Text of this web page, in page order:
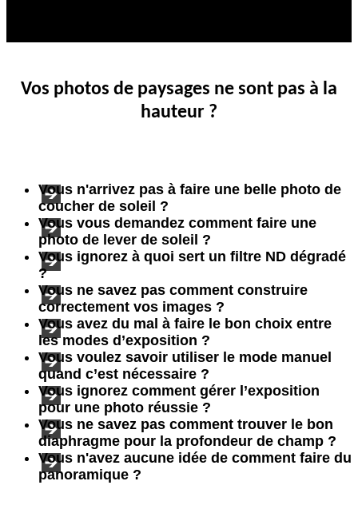
Vos photos de paysages ne sont pas à la
hauteur ?
Vous n'arrivez pas à faire une belle photo de
coucher de soleil ?
Vous vous demandez comment faire une
photo de lever de soleil ?
Vous ignorez à quoi sert un filtre ND dégradé
?
Vous ne savez pas comment construire
correctement vos images ?
Vous avez du mal à faire le bon choix entre
les modes d’exposition ?
Vous voulez savoir utiliser le mode manuel
quand c’est nécessaire ?
Vous ignorez comment gérer l’exposition
pour une photo réussie ?
Vous ne savez pas comment trouver le bon
diaphragme pour la profondeur de champ ?
Vous n'avez aucune idée de comment faire du
panoramique ?